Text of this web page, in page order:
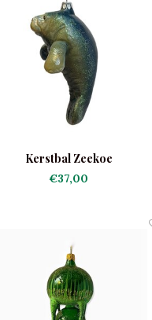
Kerstbal Zeekoe
€37,00